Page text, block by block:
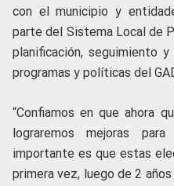
con el municipio y
parte del Sistema Local de
planificación, seguimiento
programas y políticas del
“Confiamos en que ahora
lograremos mejoras
importante es que estas
primera vez, luego de 2